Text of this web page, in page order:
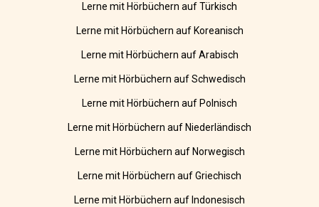
Lerne mit Hörbüchern auf Türkisch
Lerne mit Hörbüchern auf Koreanisch
Lerne mit Hörbüchern auf Arabisch
Lerne mit Hörbüchern auf Schwedisch
Lerne mit Hörbüchern auf Polnisch
Lerne mit Hörbüchern auf Niederländisch
Lerne mit Hörbüchern auf Norwegisch
Lerne mit Hörbüchern auf Griechisch
Lerne mit Hörbüchern auf Indonesisch